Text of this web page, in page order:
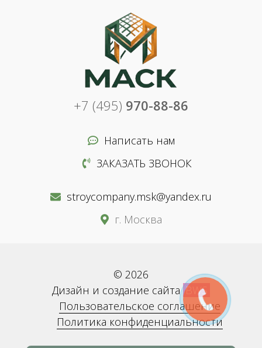
+7 (495) 970-88-86
Написать нам
ЗАКАЗАТЬ ЗВОНОК
stroycompany.msk@yandex.ru
г. Москва
© 2026
Дизайн и создание сайтаBWS
Пользовательское соглашение
Политика конфиденциальности